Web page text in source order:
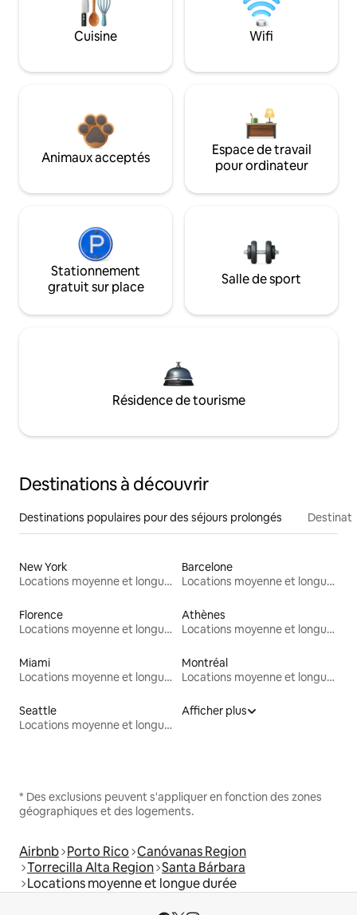
Cuisine Wifi
Animaux acceptés
Espace de travail
pour ordinateur
Stationnement
gratuit sur place
Salle de sport
Résidence de tourisme
Destinations à découvrir
Destinations populaires pour des séjours prolongés
New York
Locations moyenne et longue durée
Barcelone
Locations moyenne et longue durée
Florence
Locations moyenne et longue durée
Athènes
Locations moyenne et longue durée
Miami
Locations moyenne et longue durée
Montréal
Locations moyenne et longue durée
Seattle
Locations moyenne et longue durée
Afficher plus
* Des exclusions peuvent s'appliquer en fonction des zones
géographiques et des logements.
Airbnb Porto Rico Canóvanas Region
Torrecilla Alta Region Santa Bárbara
Locations moyenne et longue durée